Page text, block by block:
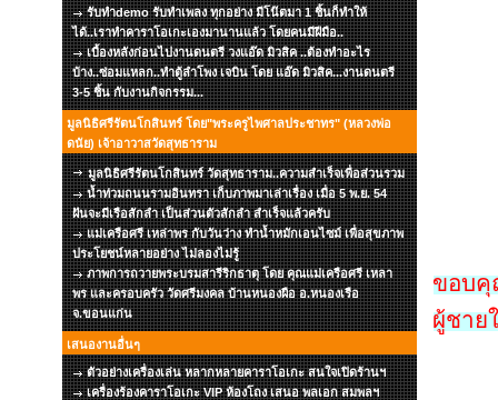
รับทำdemo รับทำเพลง ทุกอย่าง มีโน๊ตมา 1 ชิ้นก็ทำให้
ได้..เราทำคาราโอเกะเองมานานแล้ว โดยคนมีฝีมือ..
เบื้องหลังก่อนไปงานดนตรี วงแอ๊ด มิวสิค ..ต้องทำอะไร
บ้าง..ซ่อมแหลก..ทำตู้ลำโพง เจบิน โดย แอ๊ด มิวสิค...งานดนตรี
3-5 ชิ้น กับงานกิจกรรม...
มูลนิธิศรีรัตนโกสินทร์ โดย"พระครูไพศาลประชาทร" (หลวงพ่อ
ดนัย) เจ้าอาวาสวัดสุทธาราม
มูลนิธิศรีรัตนโกสินทร์ วัดสุทธาราม..ความสำเร็จเพื่อส่วนรวม
น้ำท่วมถนนรามอินทรา เก็บภาพมาเล่าเรื่อง เมื่อ 5 พ.ย. 54
ฝันจะมีเรือสักลำ เป็นส่วนตัวสักลำ สำเร็จแล้วครับ
แม่เครือศรี เหล่าพร กับวันว่าง ทำน้ำหมักเอนไซม์ เพื่อสุขภาพ
ประโยชน์หลายอย่าง ไม่ลองไม่รู้
ภาพการถวายพระบรมสารีริกธาตุ โดย คุณแม่เครือศรี เหลา
พร และครอบครัว วัดศรีมงคล บ้านหนองผือ อ.หนองเรือ
จ.ขอนแก่น
เสนองานอื่นๆ
ตัวอย่างเครื่องเล่น หลากหลายคาราโอเกะ สนใจเปิดร้านฯ
เครื่องร้องคาราโอเกะ VIP ห้องโถง เสนอ พลเอก สมพลฯ
ขอบคุ
ผู้ชาย